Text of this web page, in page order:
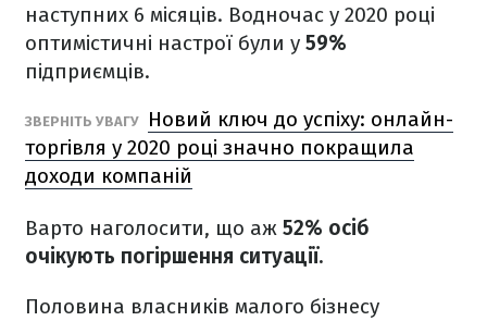
наступних 6 місяців. Водночас у 2020 році
оптимістичні настрої були у 59%
підприємців.
ЗВЕРНІТЬ УВАГУ
Новий ключ до успіху: онлайн-
торгівля у 2020 році значно покращила
доходи компаній
Варто наголосити, що аж 52% осіб
очікують погіршення ситуації.
Половина власників малого бізнесу